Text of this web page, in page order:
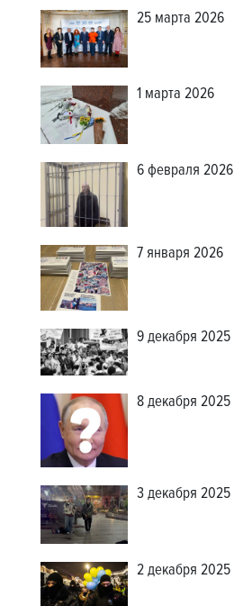
25 марта 2026
1 марта 2026
6 февраля 2026
7 января 2026
9 декабря 2025
8 декабря 2025
3 декабря 2025
2 декабря 2025